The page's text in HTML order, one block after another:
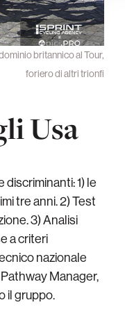
britannico al Tour,
foriero di altri trionfi
Usa
1) le
tre anni. 2) Test
3) Analisi
a criteri
nazionale
Manager,
il gruppo.